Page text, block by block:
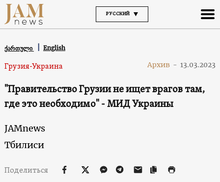
РУССКИЙ
ქართული English
Грузия-Украина Архив - 13.03.2023
"Правительство Грузии не ищет врагов там,
где это необходимо" - МИД Украины
JAMnews
Тбилиси
Поделиться